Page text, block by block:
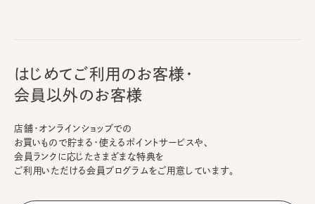
はじめてご利用のお客様・
会員以外のお客様
店舗・オンラインショップでの
お買いもので貯まる・使えるポイントサービスや、
会員ランクに応じたさまざまな特典を
ご利用いただける会員プログラムをご用意しています。